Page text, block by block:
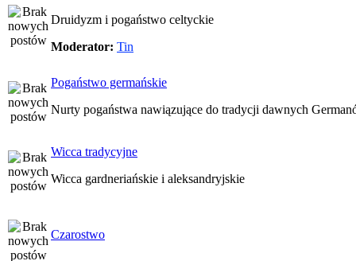
Druidyzm i pogaństwo celtyckie
Moderator: Tin
Pogaństwo germańskie
Nurty pogaństwa nawiązujące do tradycji dawnych
Wicca tradycyjne
Wicca gardneriańskie i aleksandryjskie
Czarostwo